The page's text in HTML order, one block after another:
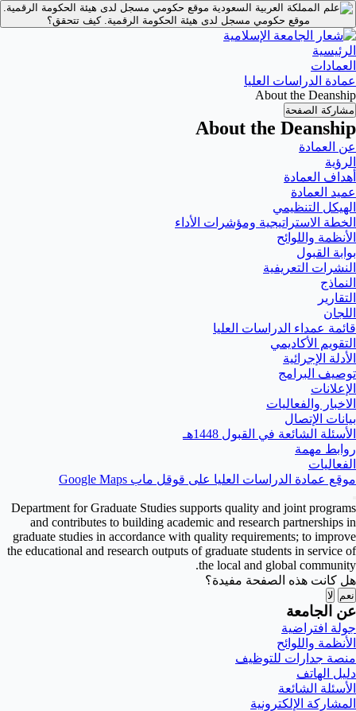
موقع حكومي مسجل لدى هيئة الحكومة الرقمية.
موقع حكومي مسجل لدى هيئة الحكومة الرقمية.كيف تتحقق؟
الرئيسية
العمادات
عمادة الدراسات العليا
About the Deanship
مشاركة الصفحة
About the Deanship
عن العمادة
الرؤية
أهداف العمادة
عميد العمادة
الهيكل التنظيمي
الخطة الاستراتيجية ومؤشرات الأداء
الأنظمة واللوائح
بوابة القبول
النشرات التعريفية
النماذج
التقارير
اللجان
قائمة عمداء الدراسات العليا
التقويم الأكاديمي
الأدلة الإجرائية
توصيف البرامج
الإعلانات
الاخبار والفعاليات
بيانات الإتصال
الأسئلة الشائعة في القبول 1448هـ
روابط مهمة
الفعاليات
موقع عمادة الدراسات العليا على قوقل ماب Google Maps
Department for Graduate Studies supports quality and joint programs
and contributes to building academic and research partnerships in
graduate studies in accordance with quality requirements; to improve
the educational and research outputs of graduate students in service of
the local and global community.
هل كانت هذه الصفحة مفيدة؟
نعم لا
عن الجامعة
جولة افتراضية
الأنظمة واللوائح
منصة جدارات للتوظيف
دليل الهاتف
الأسئلة الشائعة
المشاركة الإلكترونية